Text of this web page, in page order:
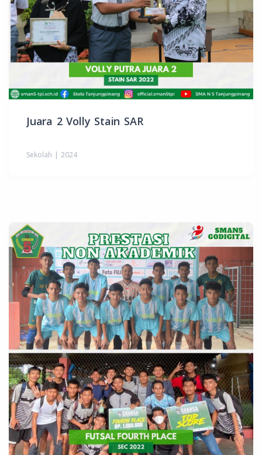
Juara 2 Volly Stain SAR
Sekolah | 2024